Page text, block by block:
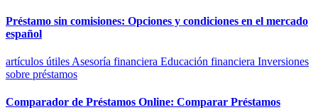
Préstamo sin comisiones: Opciones y condiciones en el mercado
español
artículos útiles Asesoría financiera Educación financiera Inversiones
sobre préstamos
Comparador de Préstamos Online: Comparar Préstamos